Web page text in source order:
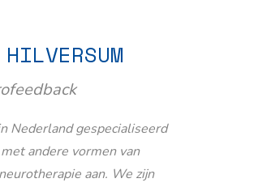
Nederland gespecialiseerd
andere vormen van
aan. We zijn